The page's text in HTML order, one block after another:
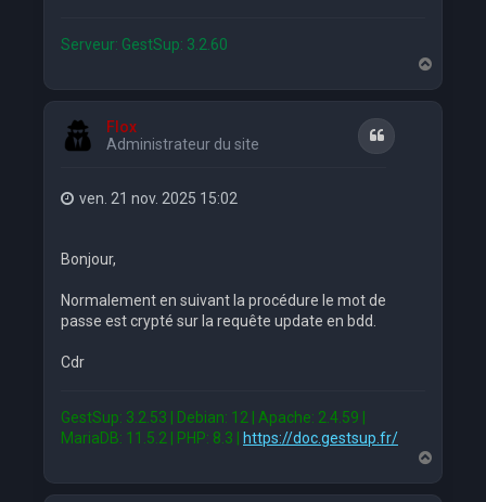
Serveur: GestSup: 3.2.60
a
u
Flox
Administrateur du site
Citation
ven. 21 nov. 2025 15:02
Bonjour,
Normalement en suivant la procédure le mot de
passe est crypté sur la requête update en bdd.
Cdr
GestSup: 3.2.53 | Debian: 12 | Apache: 2.4.59 |
MariaDB: 11.5.2 | PHP: 8.3 |
https://doc.gestsup.fr/
a